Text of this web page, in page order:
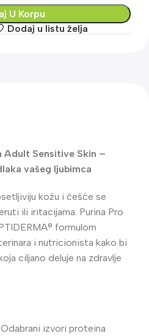
U Korpu
Dodaj u listu želja
Adult Sensitive Skin –
vašeg ljubimca
kožu i češće se
ili iritacijama. Purina Pro
formulom
i nutricionista kako bi
ciljano deluje na zdravlje
Odabrani izvori proteina